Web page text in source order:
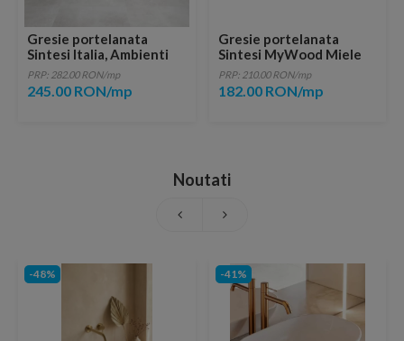
Gresie portelanata
Sintesi Italia, Ambienti
Perla Rectificata 80,2x40
cm
PRP: 282.00 RON/mp
245.00 RON/mp
Gresie portelanata
Sintesi MyWood Miele
Rectificata 80x20 cm
PRP: 210.00 RON/mp
182.00 RON/mp
Noutati
-48% -41%